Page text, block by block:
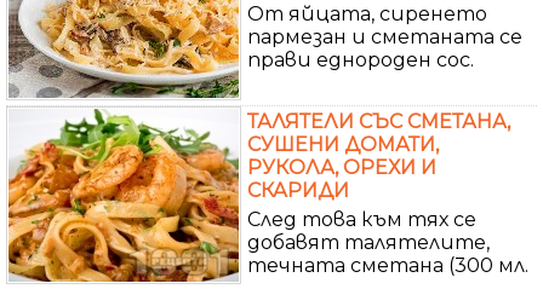
От яйцата, сиренето
пармезан и сметаната се
прави еднороден сос.
ТАЛЯТЕЛИ СЪС СМЕТАНА,
СУШЕНИ ДОМАТИ,
РУКОЛА, ОРЕХИ И
СКАРИДИ
След това към тях се
добавят талятелите,
течната сметана (300 мл.